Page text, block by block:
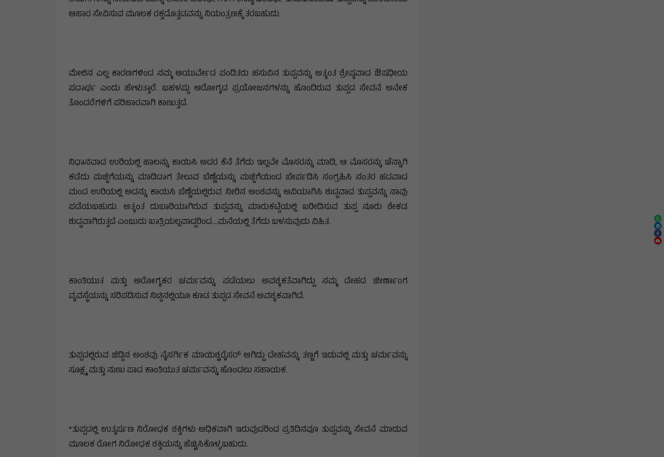
ಆಹಾರ ಸೇವಿಸುವ ಮೂಲಕ ರಕ್ತದೊತ್ತಡವನ್ನು ನಿಯಂತ್ರಣಕ್ಕೆ ತರಬಹುದು.
ಮೇಲಿನ ಎಲ್ಲ ಕಾರಣಗಳಿಂದ ನಮ್ಮ ಆಯುರ್ವೇದ ಪಂಡಿತರು ಹಸುವಿನ ತುಪ್ಪವನ್ನು ಅತ್ಯಂತ ಶ್ರೇಷ್ಠವಾದ ಔಷಧೀಯ
ಪದಾರ್ಥ ಎಂದು ಹೇಳುತ್ತಾರೆ. ಬಹಳಷ್ಟು ಆರೋಗ್ಯದ ಪ್ರಯೋಜನಗಳನ್ನು ಹೊಂದಿರುವ ತುಪ್ಪದ ಸೇವನೆ ಅನೇಕ
ತೊಂದರೆಗಳಿಗೆ ಪರಿಹಾರವಾಗಿ ಕಾಣುತ್ತದೆ.
ನಿಧಾನವಾದ ಉರಿಯಲ್ಲಿ ಹಾಲನ್ನು ಕಾಯಿಸಿ ಅದರ ಕೆನೆ ತೆಗೆದು ಇಲ್ಲವೇ ಮೊಸರನ್ನು ಮಾಡಿ, ಆ ಮೊಸರನ್ನು ಚೆನ್ನಾಗಿ
ಕಡೆದು ಮಜ್ಜಿಗೆಯನ್ನು ಮಾಡಿದಾಗ ತೇಲುವ ಬೆಣ್ಣೆಯನ್ನು ಮಜ್ಜಿಗೆಯಿಂದ ಬೇರ್ಪಡಿಸಿ ಸಂಗ್ರಹಿಸಿ ನಂತರ ಹದವಾದ
ಮಂದ ಉರಿಯಲ್ಲಿ ಅದನ್ನು ಕಾಯಿಸಿ ಬೆಣ್ಣೆಯಲ್ಲಿರುವ ನೀರಿನ ಅಂಶವನ್ನು ಆವಿಯಾಗಿಸಿ ಶುದ್ಧವಾದ ತುಪ್ಪವನ್ನು ನಾವು
ಪಡೆಯಬಹುದು. ಅತ್ಯಂತ ದುಬಾರಿಯಾಗಿರುವ ತುಪ್ಪವನ್ನು ಮಾರುಕಟ್ಟೆಯಲ್ಲಿ ಖರೀದಿಸುವ ತುಪ್ಪ ನೂರು ಶೇಕಡ
ಶುದ್ಧವಾಗಿರುತ್ತದೆ ಎಂಬುದು ಖಾತ್ರಿಯಲ್ಲವಾದ್ದರಿಂದ....ಮನೆಯಲ್ಲಿ ತೆಗೆದು ಬಳಸುವುದು ವಿಹಿತ.
ಕಾಂತಿಯುತ ಮತ್ತು ಆರೋಗ್ಯಕರ ಚರ್ಮವನ್ನು ಪಡೆಯಲು ಅವಶ್ಯಕತೆವಾಗಿದ್ದು ನಮ್ಮ ದೇಹದ ಜೀರ್ಣಾಂಗ
ವ್ಯವಸ್ಥೆಯನ್ನು ಸರಿಪಡಿಸುವ ನಿಟ್ಟಿನಲ್ಲಿಯೂ ಕೂಡ ತುಪ್ಪದ ಸೇವನೆ ಅವಶ್ಯಕವಾಗಿದೆ.
ತುಪ್ಪದಲ್ಲಿರುವ ಜಿಡ್ಡಿನ ಅಂಶವು ನೈಸರ್ಗಿಕ ಮಾಯಿಶ್ಚರೈಸರ್ ಆಗಿದ್ದು ದೇಹವನ್ನು ತಣ್ಣಗೆ ಇಡುವಲ್ಲಿ ಮತ್ತು ಚರ್ಮವನ್ನು
ಸೂಕ್ಷ್ಮ ಮತ್ತು ನುಣು ಪಾದ ಕಾಂತಿಯುತ ಚರ್ಮವನ್ನು ಹೊಂದಲು ಸಹಾಯಕ.
*ತುಪ್ಪದಲ್ಲಿ ಉತ್ಕರ್ಷಣ ನಿರೋಧಕ ಶಕ್ತಿಗಳು ಅಧಿಕವಾಗಿ ಇರುವುದರಿಂದ ಪ್ರತಿದಿನವೂ ತುಪ್ಪವನ್ನು ಸೇವನೆ ಮಾಡುವ
ಮೂಲಕ ರೋಗ ನಿರೋಧಕ ಶಕ್ತಿಯನ್ನು ಹೆಚ್ಚಿಸಿಕೊಳ್ಳಬಹುದು.